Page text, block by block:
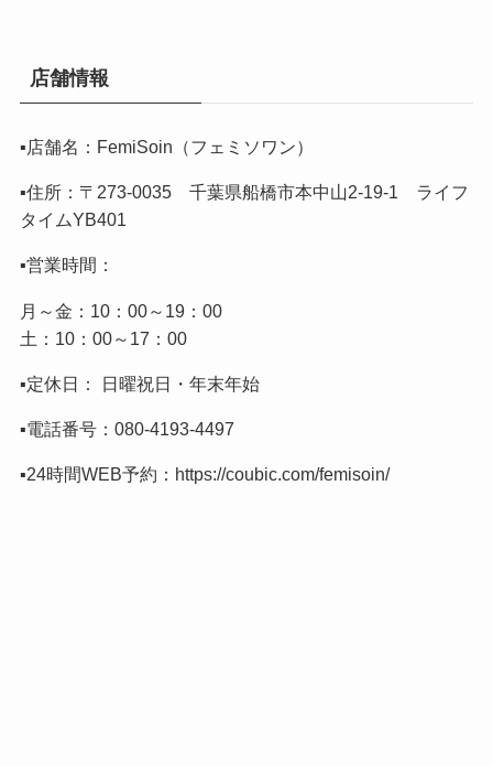
店舗情報
▪️店舗名：FemiSoin（フェミソワン）
▪️住所：〒273-0035 千葉県船橋市本中山2-19-1 ライフ
タイムYB401
▪️営業時間：
月～金：10：00～19：00
土：10：00～17：00
▪️定休日： 日曜祝日・年末年始
▪️電話番号： 080-4193-4497
▪️24時間WEB予約： https://coubic.com/femisoin/